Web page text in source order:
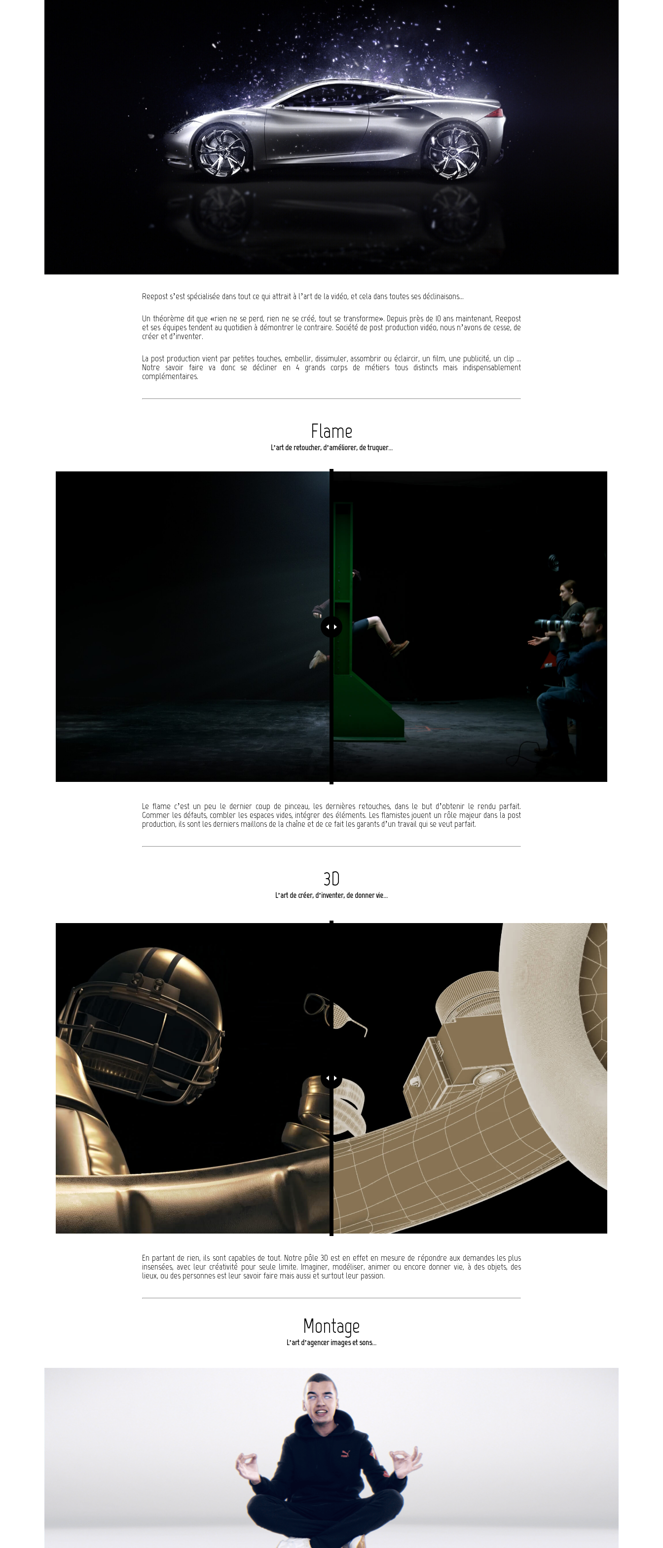
Reepost s’est spécialisée dans tout ce qui attrait à l’art de la vidéo, et cela dans toutes ses déclinaisons…
Un théorème dit que «rien ne se perd, rien ne se créé, tout se transforme». Depuis près de 10 ans maintenant, Reepost
et ses équipes tendent au quotidien à démontrer le contraire. Société de post production vidéo, nous n’avons de cesse, de
créer et d’inventer.
La post production vient par petites touches, embellir, dissimuler, assombrir ou éclaircir, un film, une publicité, un clip …
Notre savoir faire va donc se décliner en 4 grands corps de métiers tous distincts mais indispensablement
complémentaires.
Flame
L’art de retoucher, d’améliorer, de truquer…
Le flame c’est un peu le dernier coup de pinceau, les dernières retouches, dans le but d’obtenir le rendu parfait.
Gommer les défauts, combler les espaces vides, intégrer des éléments. Les flamistes jouent un rôle majeur dans la post
production, ils sont les derniers maillons de la chaîne et de ce fait les garants d’un travail qui se veut parfait.
3D
L’art de créer, d’inventer, de donner vie…
En partant de rien, ils sont capables de tout. Notre pôle 3D est en effet en mesure de répondre aux demandes les plus
insensées, avec leur créativité pour seule limite. Imaginer, modéliser, animer ou encore donner vie, à des objets, des
lieux, ou des personnes est leur savoir faire mais aussi et surtout leur passion.
Montage
L’art d’agencer images et sons…